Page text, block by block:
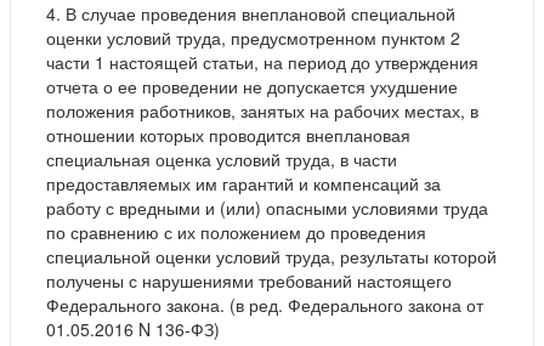
4. В случае проведения внеплановой специальной
оценки условий труда, предусмотренном пунктом 2
части 1 настоящей статьи, на период до утверждения
отчета о ее проведении не допускается ухудшение
положения работников, занятых на рабочих местах, в
отношении которых проводится внеплановая
специальная оценка условий труда, в части
предоставляемых им гарантий и компенсаций за
работу с вредными и (или) опасными условиями труда
по сравнению с их положением до проведения
специальной оценки условий труда, результаты которой
получены с нарушениями требований настоящего
Федерального закона. (в ред. Федерального закона от
01.05.2016 N 136-ФЗ)